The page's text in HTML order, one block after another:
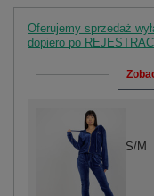
Oferujemy sprzedaż
dopiero po
S/M